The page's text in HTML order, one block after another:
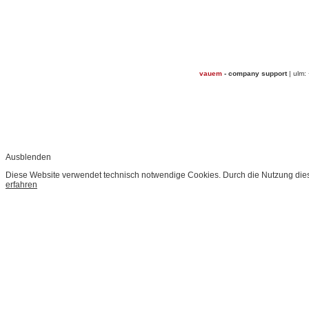
vauem - company support| ulm:
Ausblenden
Diese Website verwendet technisch notwendige Cookies. Durch die Nutzung
erfahren